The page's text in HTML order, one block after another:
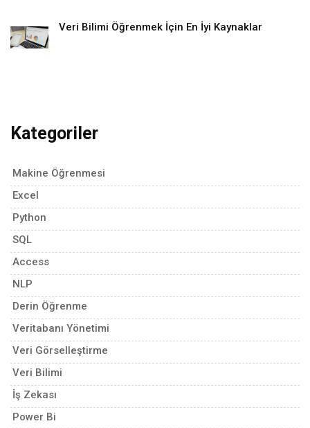
Veri Bilimi Öğrenmek İçin En İyi Kaynaklar
Kategoriler
Makine Öğrenmesi
Excel
Python
SQL
Access
NLP
Derin Öğrenme
Veritabanı Yönetimi
Veri Görselleştirme
Veri Bilimi
İş Zekası
Power Bi